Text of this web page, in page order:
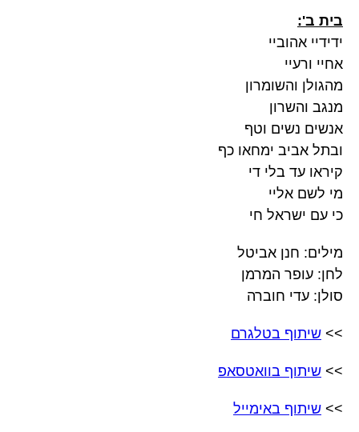
בית ב':
ידידיי אהוביי
אחיי ורעיי
מהגולן והשומרון
מנגב והשרון
אנשים נשים וטף
ובתל אביב ימחאו כף
קיראו עד בלי די
מי לשם אליי
כי עם ישראל חי
מילים: חנן אביטל
לחן: עופר המרמן
סולן: עדי חוברה
>> שיתוף בטלגרם
>> שיתוף בוואטסאפ
>> שיתוף באימייל